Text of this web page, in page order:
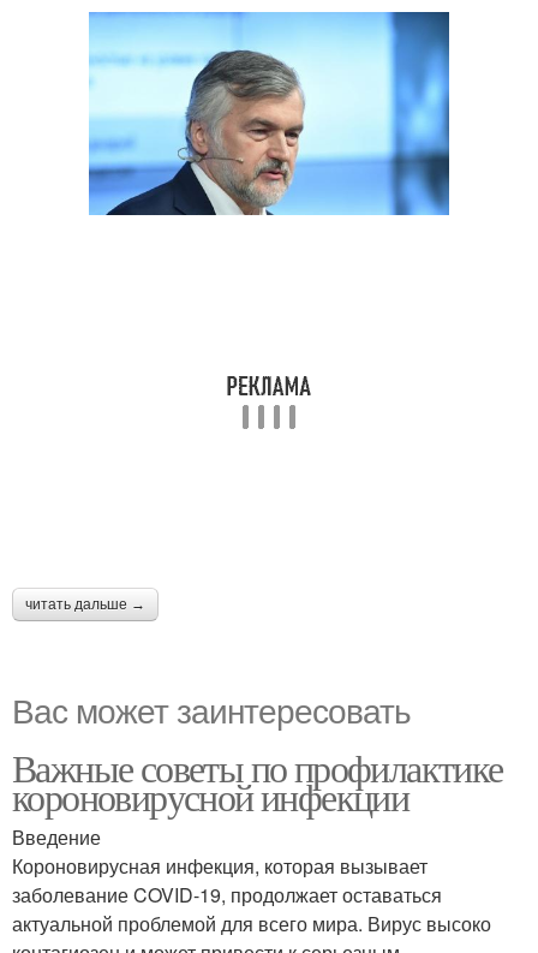
читать дальше →
Вас может заинтересовать
Важные советы по профилактике
короновирусной инфекции
Введение
Короновирусная инфекция, которая вызывает
заболевание COVID-19, продолжает оставаться
актуальной проблемой для всего мира. Вирус высоко